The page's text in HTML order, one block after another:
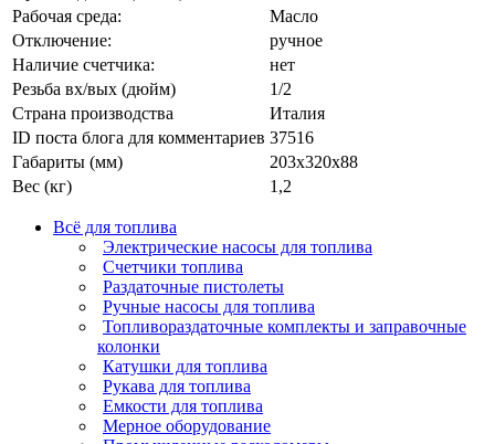
Рабочая среда:
Масло
Отключение:
ручное
Наличие счетчика:
нет
Резьба вх/вых (дюйм)
1/2
Страна производства
Италия
ID поста блога для комментариев 37516
Габариты (мм)
203x320x88
Вес (кг)
1,2
Всё для топлива
Электрические насосы для топлива
Счетчики топлива
Раздаточные пистолеты
Ручные насосы для топлива
Топливораздаточные комплекты и заправочные
колонки
Катушки для топлива
Рукава для топлива
Емкости для топлива
Мерное оборудование